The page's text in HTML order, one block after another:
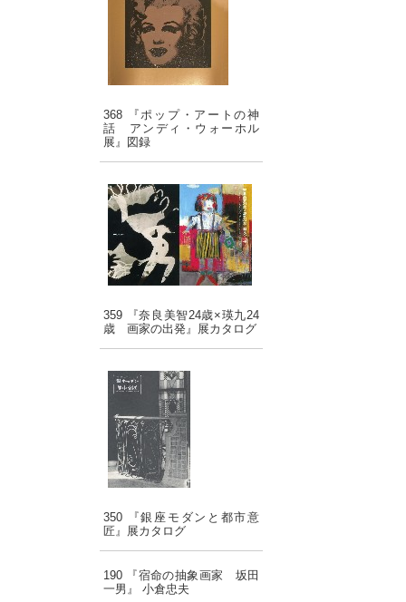
368 『ポップ・アートの神
話 アンディ・ウォーホル
展』図録
359 『奈良美智24歳×瑛九24
歳 画家の出発』展カタログ
350 『銀座モダンと都市意
匠』展カタログ
190 『宿命の抽象画家 坂田
一男』 小倉忠夫